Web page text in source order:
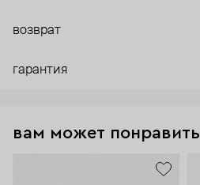
возврат
гарантия
вам может